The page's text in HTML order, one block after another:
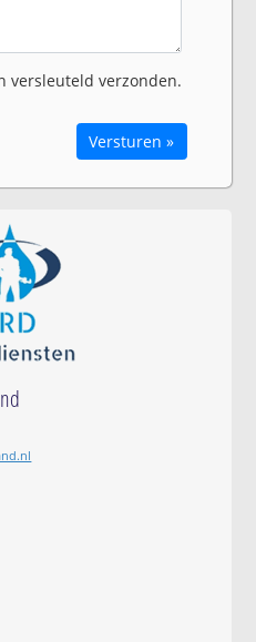
versleuteld verzonden.
Versturen »